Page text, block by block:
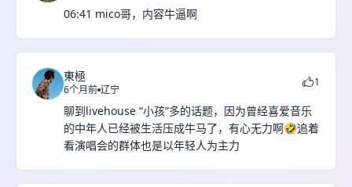
06:41 mico哥，内容牛逼啊
東極
6个月前 辽宁
1
聊到livehouse “小孩”多的话题，因为曾经喜爱音乐
的中年人已经被生活压成牛马了，有心无力啊🤣追着
看演唱会的群体也是以年轻人为主力